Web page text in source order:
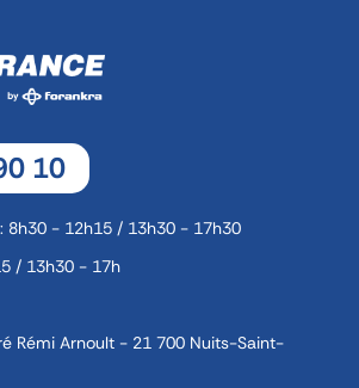
10
8h30 - 12h15 / 13h30 - 17h30
/ 13h30 - 17h
Rémi Arnoult - 21 700 Nuits-Saint-